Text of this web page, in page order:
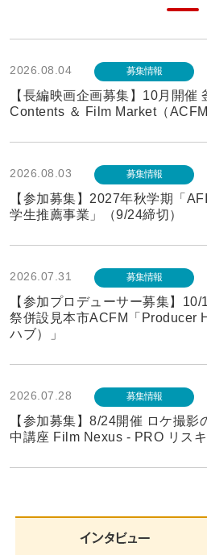
2026.08.04 募集情報
【長編映画企画募集】10月開催
Contents ＆ Film Market（ACFM
2026.08.03 募集情報
【参加募集】2027年秋学期「
学生推薦事業」（9/24締切）
2026.07.31 募集情報
【参加プロデューサー募集】
祭併設見本市ACFM「Producer
ハブ）」
2026.07.28 募集情報
【参加募集】8/24開催 ロケ撮
中講座 Film Nexus - PRO リス